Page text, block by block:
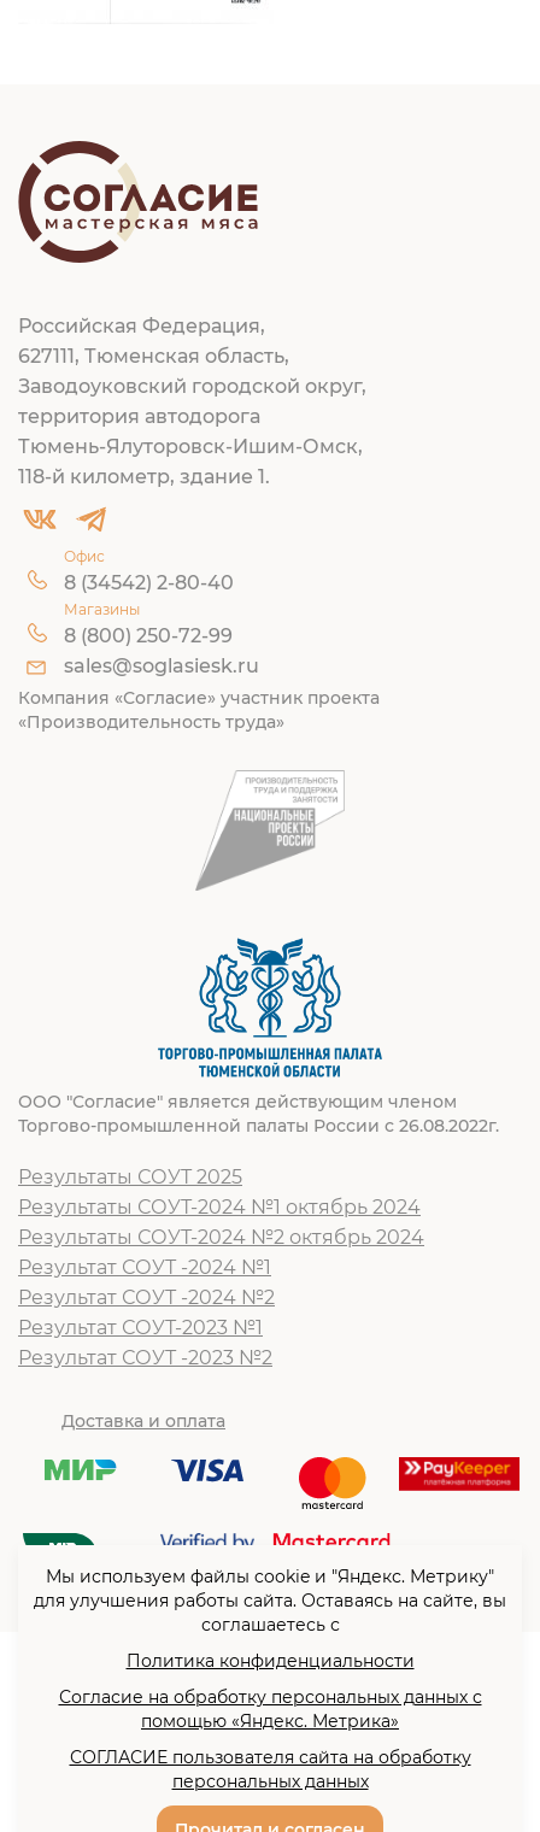
Российская Федерация,
627111, Тюменская область,
Заводоуковский городской округ,
территория автодорога
Тюмень-Ялуторовск-Ишим-Омск,
118-й километр, здание 1.
Офис
8 (34542) 2-80-40
Магазины
8 (800) 250-72-99
sales@soglasiesk.ru
Компания «Согласие» участник проекта
«Производительность труда»
ООО "Согласие" является действующим членом
Торгово-промышленной палаты России с 26.08.2022г.
Результаты СОУТ 2025
Результаты СОУТ-2024 №1 октябрь 2024
Результаты СОУТ-2024 №2 октябрь 2024
Результат СОУТ -2024 №1
Результат СОУТ -2024 №2
Результат СОУТ-2023 №1
Результат СОУТ -2023 №2
Доставка и оплата
© ООО “Согласие”2026
Политика конфиденциальности
Согласие на обработку
персональных данных с
помощью «Яндекс. Метрика»
Разработка сайта -
Мы используем файлы cookie и "Яндекс. Метрику"
для улучшения работы сайта. Оставаясь на сайте, вы
соглашаетесь с
Политика конфиденциальности
Согласие на обработку персональных данных с
помощью «Яндекс. Метрика»
СОГЛАСИЕ пользователя сайта на обработку
персональных данных